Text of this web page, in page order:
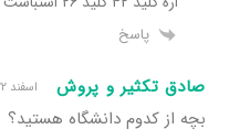
پاسخ
صادق تکثیر و پروش اسفند ۲۲, ۱۳۹۲ ۲:۱۹ ب٫ظ
بچه از کدوم دانشگاه هستید؟